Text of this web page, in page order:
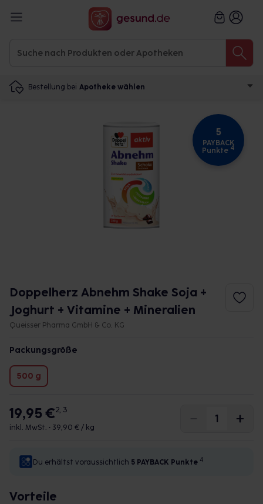
Bestellung bei Apotheke wählen
5
PAYBACK
Punkte 4
Doppelherz Abnehm Shake Soja +
Joghurt + Vitamine + Mineralien
Queisser Pharma GmbH & Co. KG
Packungsgröße
500 g
19,95 €2, 3
inkl. MwSt. • 39,90 € / kg
Du erhältst voraussichtlich 5 PAYBACK Punkte 4
Vorteile